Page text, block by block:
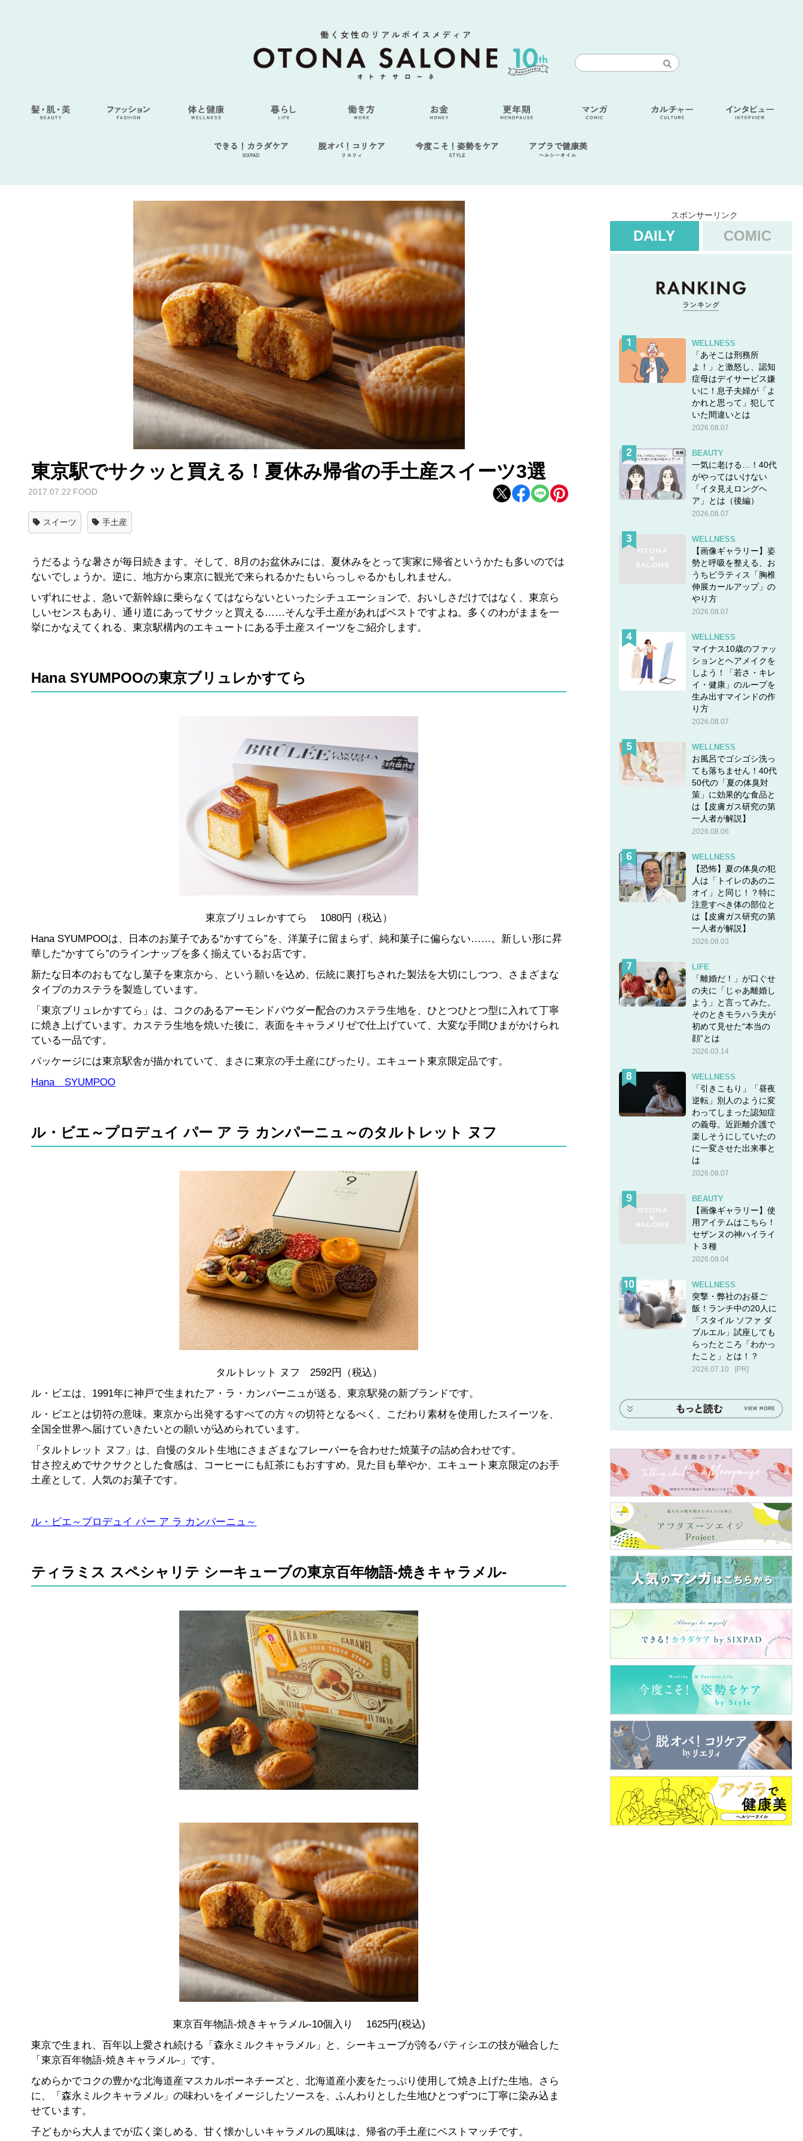
できる！カラダケア
SIXPAD
脱オバ！コリケア
リエリィ
今度こそ！姿勢をケア
STYLE
アブラで健康美
ヘルシーオイル
東京駅でサクッと買える！夏休み帰省の手土産スイーツ3選
2017.07.22 FOOD
スイーツ 手土産
うだるような暑さが毎日続きます。そして、8月のお盆休みには、夏休みをとって実家に帰省というかたも多いのでは
ないでしょうか。逆に、地方から東京に観光で来られるかたもいらっしゃるかもしれません。
いずれにせよ、急いで新幹線に乗らなくてはならないといったシチュエーションで、おいしさだけではなく、東京ら
しいセンスもあり、通り道にあってサクッと買える……そんな手土産があればベストですよね。多くのわがままを一
挙にかなえてくれる、東京駅構内のエキュートにある手土産スイーツをご紹介します。
Hana SYUMPOOの東京ブリュレかすてら
東京ブリュレかすてら 1080円（税込）
Hana SYUMPOOは、日本のお菓子である“かすてら”を、洋菓子に留まらず、純和菓子に偏らない……。新しい形に昇
華した“かすてら”のラインナップを多く揃えているお店です。
新たな日本のおもてなし菓子を東京から、という願いを込め、伝統に裏打ちされた製法を大切にしつつ、さまざまな
タイプのカステラを製造しています。
「東京ブリュレかすてら」は、コクのあるアーモンドパウダー配合のカステラ生地を、ひとつひとつ型に入れて丁寧
に焼き上げています。カステラ生地を焼いた後に、表面をキャラメリゼで仕上げていて、大変な手間ひまがかけられ
ている一品です。
パッケージには東京駅舎が描かれていて、まさに東京の手土産にぴったり。エキュート東京限定品です。
Hana SYUMPOO
ル・ビエ～プロデュイ パー ア ラ カンパーニュ～のタルトレット ヌフ
タルトレット ヌフ 2592円（税込）
ル・ビエは、1991年に神戸で生まれたア・ラ・カンパーニュが送る、東京駅発の新ブランドです。
ル・ビエとは切符の意味。東京から出発するすべての方々の切符となるべく、こだわり素材を使用したスイーツを、
全国全世界へ届けていきたいとの願いが込められています。
「タルトレット ヌフ」は、自慢のタルト生地にさまざまなフレーバーを合わせた焼菓子の詰め合わせです。
甘さ控えめでサクサクとした食感は、コーヒーにも紅茶にもおすすめ。見た目も華やか、エキュート東京限定のお手
土産として、人気のお菓子です。
ル・ビエ～プロデュイ パー ア ラ カンパーニュ～
ティラミス スペシャリテ シーキューブの東京百年物語-焼きキャラメル-
東京百年物語-焼きキャラメル-10個入り 1625円(税込)
東京で生まれ、百年以上愛され続ける「森永ミルクキャラメル」と、シーキューブが誇るパティシエの技が融合した
「東京百年物語-焼きキャラメル-」です。
なめらかでコクの豊かな北海道産マスカルポーネチーズと、北海道産小麦をたっぷり使用して焼き上げた生地。さら
に、「森永ミルクキャラメル」の味わいをイメージしたソースを、ふんわりとした生地ひとつずつに丁寧に染み込ま
せています。
子どもから大人までが広く楽しめる、甘く懐かしいキャラメルの風味は、帰省の手土産にベストマッチです。
スポンサーリンク
DAILY COMIC
WELLNESS
「あそこは刑務所
よ！」と激怒し、認知
症母はデイサービス嫌
いに！息子夫婦が「よ
かれと思って」犯して
いた間違いとは
2026.08.07
BEAUTY
一気に老ける…！40代
がやってはいけない
「イタ見えロングヘ
ア」とは（後編）
2026.08.07
WELLNESS
【画像ギャラリー】姿
勢と呼吸を整える、お
うちピラティス「胸椎
伸展カールアップ」の
やり方
2026.08.07
WELLNESS
マイナス10歳のファッ
ションとヘアメイクを
しよう！「若さ・キレ
イ・健康」のループを
生み出すマインドの作
り方
2026.08.07
WELLNESS
お風呂でゴシゴシ洗っ
ても落ちません！40代
50代の「夏の体臭対
策」に効果的な食品と
は【皮膚ガス研究の第
一人者が解説】
2026.08.06
WELLNESS
【恐怖】夏の体臭の犯
人は「トイレのあのニ
オイ」と同じ！？特に
注意すべき体の部位と
は【皮膚ガス研究の第
一人者が解説】
2026.08.03
LIFE
「離婚だ！」が口ぐせ
の夫に「じゃあ離婚し
よう」と言ってみた。
そのときモラハラ夫が
初めて見せた“本当の
顔”とは
2026.03.14
WELLNESS
「引きこもり」「昼夜
逆転」別人のように変
わってしまった認知症
の義母。近距離介護で
楽しそうにしていたの
に一変させた出来事と
は
2026.08.07
BEAUTY
【画像ギャラリー】使
用アイテムはこちら！
セザンヌの神ハイライ
ト３種
2026.08.04
WELLNESS
突撃・弊社のお昼ご
飯！ランチ中の20人に
「スタイル ソファ ダ
ブルエル」試座しても
らったところ「わかっ
たこと」とは！？
2026.07.10 [PR]